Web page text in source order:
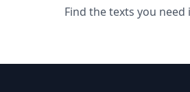
Find the texts you need